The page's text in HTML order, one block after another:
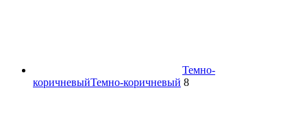
Темно-
коричневыйТемно-коричневый 8